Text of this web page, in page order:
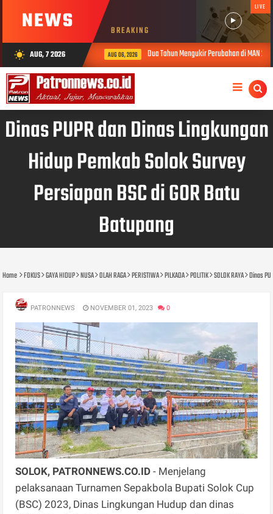
NEWS BREAKING
LIVE
wb_sunny AUG, 7 2026 AUG 06, 2026 Dua Tahun Mengukir Perubahan di MAN 2 Solok,
Dinas PUPR dan Dinas Lingkungan
Hidup Pemkab Solok Survey
Persiapan BSC di GOR Batu
Batupang
Home FOKUS GAYA HIDUP NUSA OLAH RAGA PERISTIWA PILKADA POLITIK SOLOK RAYA Dinas
PATRONNEWS NOVEMBER 01, 2023 0
SOLOK, PATRONNEWS.CO.ID - Menjelang
pelaksanaan Turnamen Sepakbola Bupati Solok Cup
(BSC) 2023, Dinas Lingkungan Hudup dan dinas